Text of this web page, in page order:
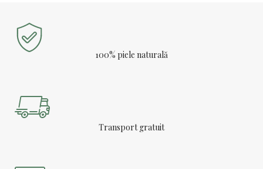
100% piele naturală
Transport gratuit